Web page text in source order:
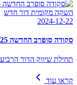
השקה מקומית דור חדש
2024-12-22
סקודה סופרב החדשה 2025: מחיר החל מ- 202,490 ש"ח
תחילת שיווק הדור
קראו עוד